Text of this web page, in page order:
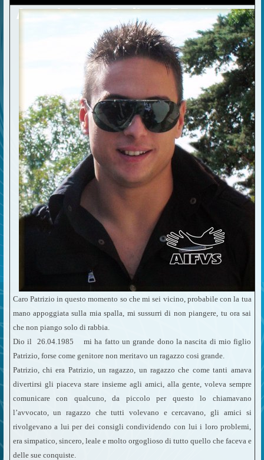
Caro Patrizio in questo momento so che mi sei vicino, probabile con la tua
mano appoggiata sulla mia spalla, mi sussurri di non piangere, tu ora sai
che non piango solo di rabbia.
Dio il 26.04.1985 mi ha fatto un grande dono la nascita di mio figlio
Patrizio, forse come genitore non meritavo un ragazzo cosi grande.
Patrizio, chi era Patrizio, un ragazzo, un ragazzo che come tanti amava
divertirsi gli piaceva stare insieme agli amici, alla gente, voleva sempre
comunicare con qualcuno, da piccolo per questo lo chiamavano
l’avvocato, un ragazzo che tutti volevano e cercavano, gli amici si
rivolgevano a lui per dei consigli condividendo con lui i loro problemi,
era simpatico, sincero, leale e molto orgoglioso di tutto quello che faceva e
delle sue conquiste.